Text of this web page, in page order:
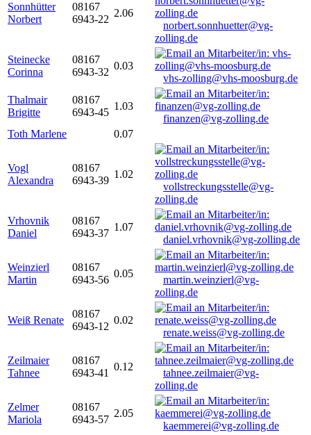
Sonnhütter
Norbert
08167
6943-22
2.06
norbert.sonnhuetter@vg-
zolling.de
Steinecke
Corinna
08167
6943-32
0.03
vhs-zolling@vhs-moosburg.de
Thalmair
Brigitte
08167
6943-45
1.03
finanzen@vg-zolling.de
Toth Marlene
0.07
Vogl
Alexandra
08167
6943-39
1.02
vollstreckungsstelle@vg-
zolling.de
Vrhovnik
Daniel
08167
6943-37
1.07
daniel.vrhovnik@vg-zolling.de
Weinzierl
Martin
08167
6943-56
0.05
martin.weinzierl@vg-
zolling.de
Weiß Renate
08167
6943-12
0.02
renate.weiss@vg-zolling.de
Zeilmaier
Tahnee
08167
6943-41
0.12
tahnee.zeilmaier@vg-
zolling.de
Zelmer
Mariola
08167
6943-57
2.05
kaemmerei@vg-zolling.de